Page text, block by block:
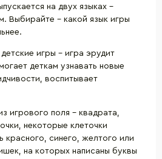
на двух языках –
Выбирайте – какой язык игры
игры – игра эрудит
деткам узнавать новые
воспитывает
игрового поля – квадрата,
некоторые клеточки
красного, синего, желтого или
на которых написаны буквы